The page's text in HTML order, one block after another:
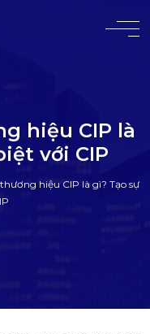
hiệu CIP là
với CIP
hiệu CIP là gì? Tạo sự